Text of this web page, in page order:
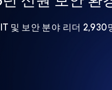
및 보안 분야 리더